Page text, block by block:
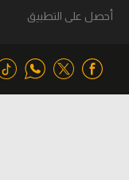
أحصل على التطبيق